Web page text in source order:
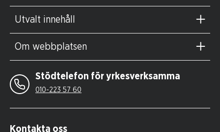
Utvalt innehåll
Om webbplatsen
Stödtelefon för yrkesverksamma
010-223 57 60
Kontakta oss